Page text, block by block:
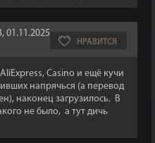
01.11.2025
НРАВИТСЯ
Casino и ещё кучи
напрячься (а перевод
наконец загрузилось. В
не было, а тут дичь